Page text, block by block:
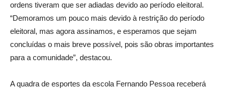
ordens tiveram que ser adiadas devido ao período eleitoral.
“Demoramos um pouco mais devido à restrição do período
eleitoral, mas agora assinamos, e esperamos que sejam
concluídas o mais breve possível, pois são obras importantes
para a comunidade”, destacou.
A quadra de esportes da escola Fernando Pessoa receberá